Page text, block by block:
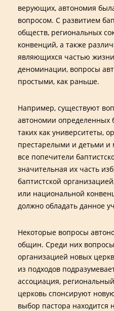
верующих, автономия
вопросом. С развитием
обществ, региональных
конвенций, а также
являющихся частью жизни
деноминации, вопросы
простыми, как раньше.
Например, существуют
автономии определенных
таких как университеты,
престарелыми и детьми и
все попечители
значительная их часть
баптистской
или национальной
должно обладать данное
Некоторые вопросы
общин. Среди них
организацией новых
из подходов
ассоциация,
церковь спонсируют
выбор пастора находится